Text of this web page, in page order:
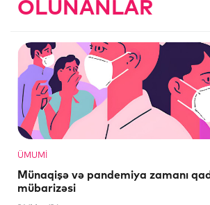
OLUNANLAR
ÜMUMI
Münaqişə və pandemiya zamanı
mübarizəsi